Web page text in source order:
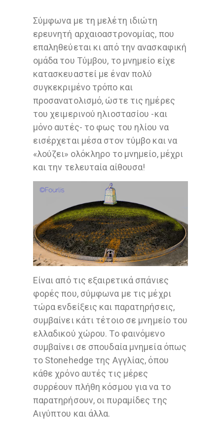
Σύμφωνα με τη μελέτη ιδιώτη
ερευνητή αρχαιοαστρονομίας, που
επαληθεύεται κι από την ανασκαφική
ομάδα του Τύμβου, το μνημείο είχε
κατασκευαστεί με έναν πολύ
συγκεκριμένο τρόπο και
προσανατολισμό, ώστε τις ημέρες
του χειμερινού ηλιοστασίου -και
μόνο αυτές- το φως του ηλίου να
εισέρχεται μέσα στον τύμβο και να
«λούζει» ολόκληρο το μνημείο, μέχρι
και την τελευταία αίθουσα!
Είναι από τις εξαιρετικά σπάνιες
φορές που, σύμφωνα με τις μέχρι
τώρα ενδείξεις και παρατηρήσεις,
συμβαίνει κάτι τέτοιο σε μνημείο του
ελλαδικού χώρου. Το φαινόμενο
συμβαίνει σε σπουδαία μνημεία όπως
το Stonehedge της Αγγλίας, όπου
κάθε χρόνο αυτές τις μέρες
συρρέουν πλήθη κόσμου για να το
παρατηρήσουν, οι πυραμίδες της
Αιγύπτου και άλλα.